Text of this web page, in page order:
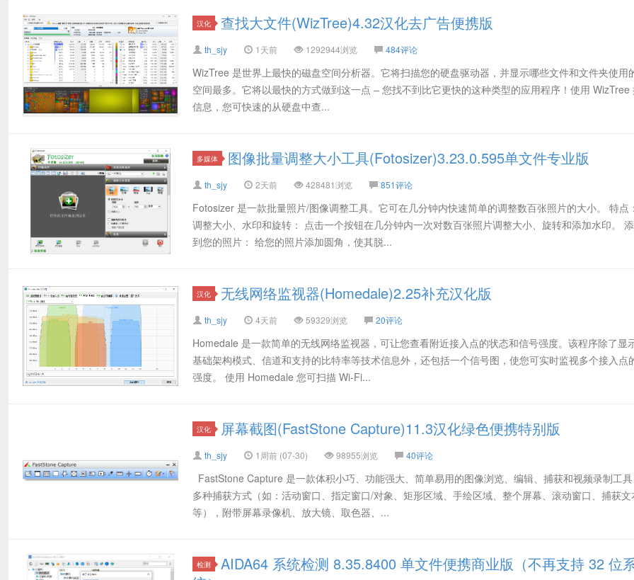
汉化 查找大文件(WizTree)4.32汉化去广告便携版
th_sjy 1天前 1292944浏览 484评论
WizTree 是世界上最快的磁盘空间分析器。它将扫描您的硬盘驱动器，并显示哪些文件和文件夹使用
空间最多。它将以最快的方式做到这一点 – 您找不到比它更快的这种类型的应用程序！使用 WizTree
信息，您可快速的从硬盘中查...
多媒体 图像批量调整大小工具(Fotosizer)3.23.0.595单文件专业版
th_sjy 2天前 428481浏览 851评论
Fotosizer 是一款批量照片/图像调整工具。它可在几分钟内快速简单的调整数百张照片的大小。 特点
调整大小、水印和旋转： 点击一个按钮在几分钟内一次对数百张照片调整大小、旋转和添加水印。
到您的照片： 给您的照片添加圆角，使其脱...
汉化 无线网络监视器(Homedale)2.25补充汉化版
th_sjy 4天前 59329浏览 20评论
Homedale 是一款简单的无线网络监视器，可让您查看附近接入点的状态和信号强度。该程序除了显
基础架构模式、信道和支持的比特率等技术信息外，还包括一个信号图，使您可实时监视多个接入点
强度。 使用 Homedale 您可扫描 Wi-Fi...
汉化 屏幕截图(FastStone Capture)11.3汉化绿色便携特别版
th_sjy 1周前 (07-30) 98955浏览 40评论
FastStone Capture 是一款体积小巧、功能强大、简单易用的图像浏览、编辑、捕获和视频录制工
多种捕获方式（如：活动窗口、指定窗口/对象、矩形区域、手绘区域、整个屏幕、滚动窗口、捕获文
等），附带屏幕录像机、放大镜、取色器、...
检测
AIDA64 系统检测 8.35.8400 单文件便携商业版（不再支持 32 位